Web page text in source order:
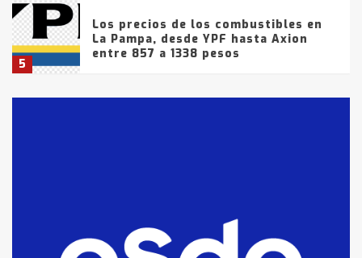
5
Los precios de los combustibles en
La Pampa, desde YPF hasta Axion
entre 857 a 1338 pesos
fueron detenidos por
comercialización de drogas en la
tarde del sábado